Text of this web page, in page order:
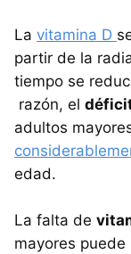
La vitamina D
partir de la
tiempo se
razón, el
adultos
edad.
La falta de
mayores